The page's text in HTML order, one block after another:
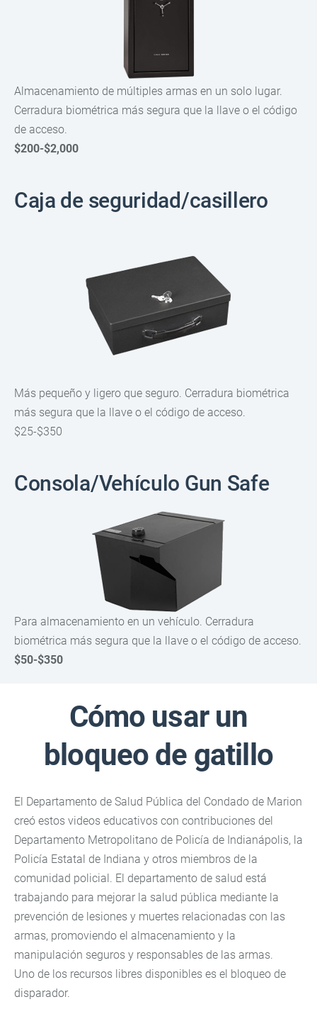
Almacenamiento de múltiples armas en un solo lugar.
Cerradura biométrica más segura que la llave o el código
de acceso.
$200-$2,000
Caja de seguridad/casillero
Más pequeño y ligero que seguro. Cerradura biométrica
más segura que la llave o el código de acceso.
$25-$350
Consola/Vehículo Gun Safe
Para almacenamiento en un vehículo. Cerradura
biométrica más segura que la llave o el código de acceso.
$50-$350
Cómo usar un
bloqueo de gatillo
El Departamento de Salud Pública del Condado de Marion
creó estos videos educativos con contribuciones del
Departamento Metropolitano de Policía de Indianápolis, la
Policía Estatal de Indiana y otros miembros de la
comunidad policial. El departamento de salud está
trabajando para mejorar la salud pública mediante la
prevención de lesiones y muertes relacionadas con las
armas, promoviendo el almacenamiento y la
manipulación seguros y responsables de las armas.
Uno de los recursos libres disponibles es el bloqueo de
disparador.